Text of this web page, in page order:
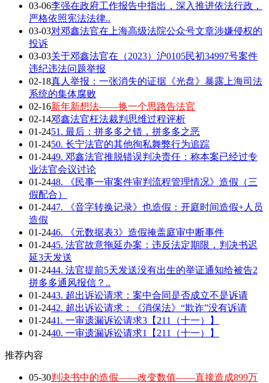
03-06李强在政府工作报告中指出，深入推进依法行政，
严格依照宪法法律..
03-03对邓鑫法官在上海高级法院公众号文章涉嫌侵权的
投诉
03-03关于邓鑫法官在（2023）沪0105民初34997号案件
违纪违法问题举报
02-18真人举报：一张消失的证据《光盘》暴露上海司法
系统的集体腐败
02-16新年新想法——换一个思路告法官
02-14邓鑫法官枉法裁判思维过程评析
01-2451. 最后：拼多多之错，拼多多之恶
01-2450. 长宁法官的其他徇私舞弊行为追踪
01-2449. 邓鑫法官推脱错误判决责任：称本案已经过专
业法官会议讨论
01-2448. 《民事一审案件审判流程管理情况》造假（三
假配合）
01-2447. 《音字转换记录》也造假：开庭时间造假+人员
造假
01-2446. 《元数据表3》造假掩盖庭审中断事件
01-2445. 法官故意拖延办案：违反法定期限，判决书迟
延3天发送
01-2444. 法官提前5天发送没有出生的举证通知给被告2
拼多多通风报信？..
01-2443. 超出诉讼请求：案中合同是否成立不是诉请
01-2442. 超出诉讼请求：《消保法》“欺诈”没有诉请
01-2441. 一审遗漏诉讼请求3【211（十一）】
01-2440. 一审遗漏诉讼请求1【211（十一）】
推荐内容
05-30判决书中的造假——改变数值——直接造成899万